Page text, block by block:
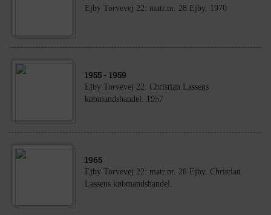
Ejby Torvevej 22: matr.nr. 28 Ejby. 1970
1955 - 1959
Ejby Torvevej 22. Christian Lassens
købmandshandel. 1957
1965
Ejby Torvevej 22: matr.nr. 28 Ejby. Christian
Lassens købmandshandel.